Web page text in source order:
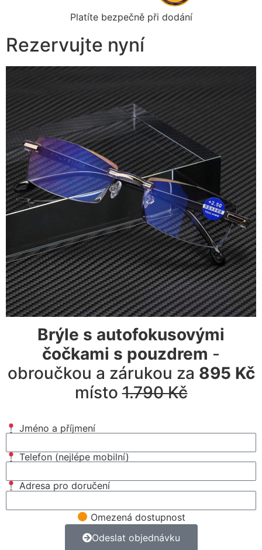
Platíte bezpečně při dodání
Rezervujte nyní
Brýle s autofokusovými
čočkami s pouzdrem -
obroučkou a zárukou za 895 Kč
místo1.790 Kč
Jméno a příjmení
Telefon (nejlépe mobilní)
Adresa pro doručení
Omezená dostupnost
Odeslat objednávku